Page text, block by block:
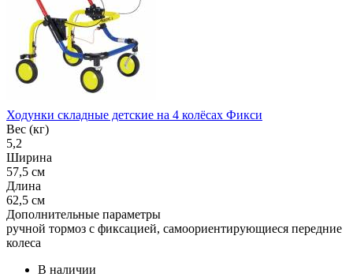
Ходунки складные детские на 4 колёсах Фикси
Вес (кг)
5,2
Ширина
57,5 см
Длина
62,5 см
Дополнительные параметры
ручной тормоз с фиксацией, самоориентирующиеся передние
колеса
В наличии